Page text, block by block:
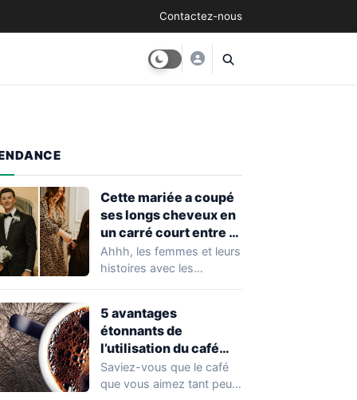
Contactez-nous
Cette mariée a coupé
ses longs cheveux en
un carré court entre la
cérémonie de mariage
et la réception. Le
Ahhh, les femmes et leurs
histoires avec les
5 avantages
étonnants de
l’utilisation du café
pour la croissance de
vos cheveux
Saviez-vous que le café
que vous aimez tant peut